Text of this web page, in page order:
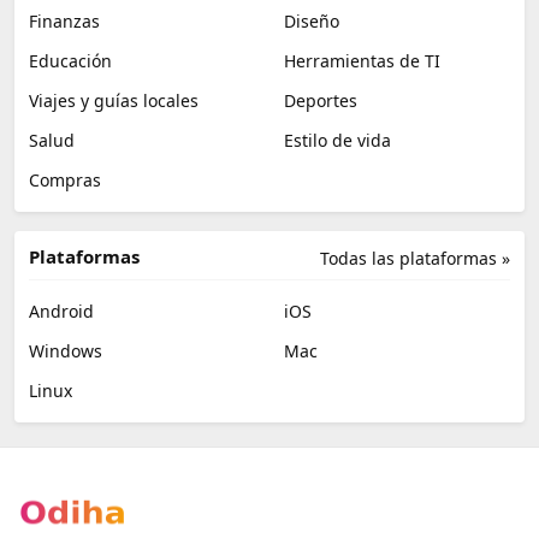
Finanzas
Diseño
Educación
Herramientas de TI
Viajes y guías locales
Deportes
Salud
Estilo de vida
Compras
Todas las plataformas »
Plataformas
Android
iOS
Windows
Mac
Linux